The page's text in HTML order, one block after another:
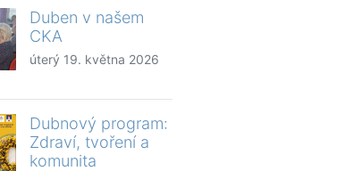
Duben v našem
CKA
úterý 19. května 2026
Dubnový program:
Zdraví, tvoření a
komunita